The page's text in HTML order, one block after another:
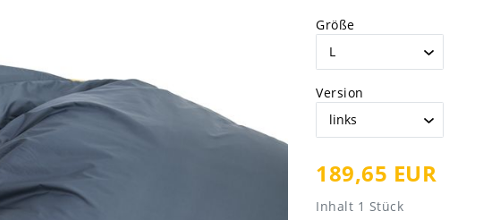
Größe
Version
189,65 EUR
Inhalt 1 Stück